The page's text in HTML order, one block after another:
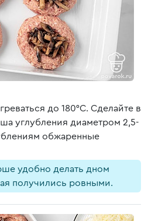
до 180°C. Сделайте в
углубления диаметром 2,5-
обжаренные
удобно делать дном
получились ровными.